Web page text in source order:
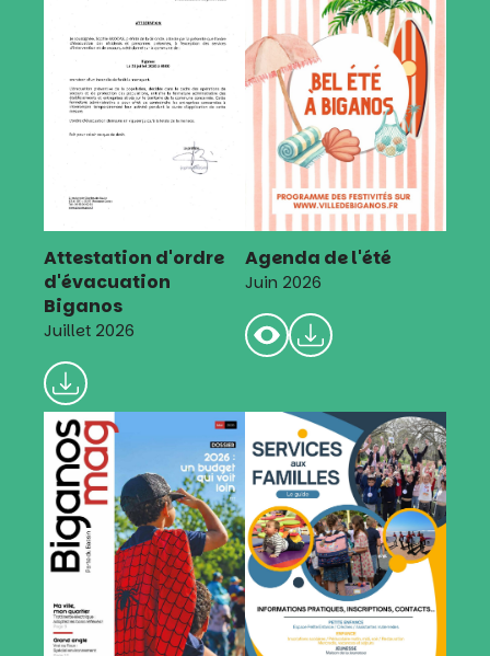
Attestation d'ordre
d'évacuation
Biganos
Juillet 2026
Agenda de l'été
Juin 2026